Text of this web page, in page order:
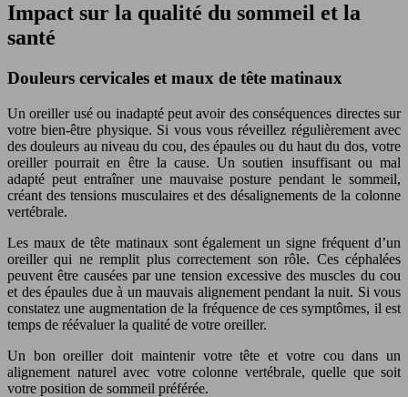
Impact sur la qualité du sommeil et la
santé
Douleurs cervicales et maux de tête matinaux
Un oreiller usé ou inadapté peut avoir des conséquences directes sur
votre bien-être physique. Si vous vous réveillez régulièrement avec
des douleurs au niveau du cou, des épaules ou du haut du dos, votre
oreiller pourrait en être la cause. Un soutien insuffisant ou mal
adapté peut entraîner une mauvaise posture pendant le sommeil,
créant des tensions musculaires et des désalignements de la colonne
vertébrale.
Les maux de tête matinaux sont également un signe fréquent d’un
oreiller qui ne remplit plus correctement son rôle. Ces céphalées
peuvent être causées par une tension excessive des muscles du cou
et des épaules due à un mauvais alignement pendant la nuit. Si vous
constatez une augmentation de la fréquence de ces symptômes, il est
temps de réévaluer la qualité de votre oreiller.
Un bon oreiller doit maintenir votre tête et votre cou dans un
alignement naturel avec votre colonne vertébrale, quelle que soit
votre position de sommeil préférée.